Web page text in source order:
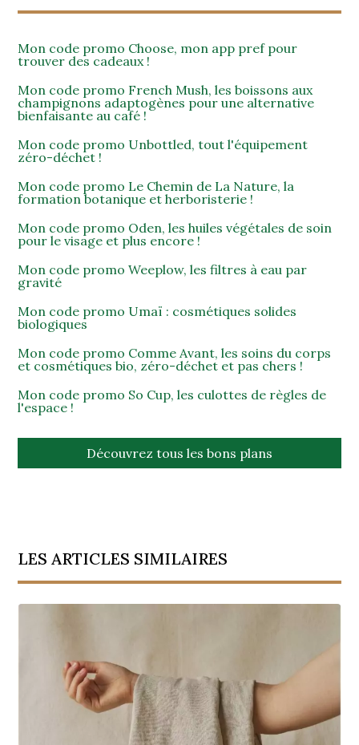
Mon code promo Choose, mon app pref pour
trouver des cadeaux !
Mon code promo French Mush, les boissons aux
champignons adaptogènes pour une alternative
bienfaisante au café !
Mon code promo Unbottled, tout l'équipement
zéro-déchet !
Mon code promo Le Chemin de La Nature, la
formation botanique et herboristerie !
Mon code promo Oden, les huiles végétales de soin
pour le visage et plus encore !
Mon code promo Weeplow, les filtres à eau par
gravité
Mon code promo Umaï : cosmétiques solides
biologiques
Mon code promo Comme Avant, les soins du corps
et cosmétiques bio, zéro-déchet et pas chers !
Mon code promo So Cup, les culottes de règles de
l'espace !
Découvrez tous les bons plans
LES ARTICLES SIMILAIRES